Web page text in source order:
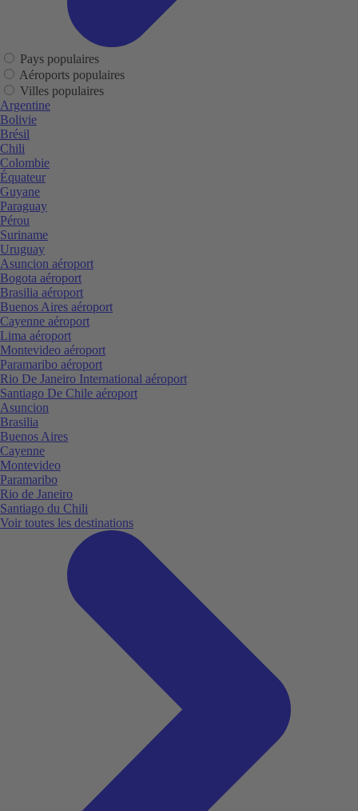
Pays populaires
Aéroports populaires
Villes populaires
Argentine
Bolivie
Brésil
Chili
Colombie
Équateur
Guyane
Paraguay
Pérou
Suriname
Uruguay
Asuncion aéroport
Bogota aéroport
Brasilia aéroport
Buenos Aires aéroport
Cayenne aéroport
Lima aéroport
Montevideo aéroport
Paramaribo aéroport
Rio De Janeiro International aéroport
Santiago De Chile aéroport
Asuncion
Brasilia
Buenos Aires
Cayenne
Montevideo
Paramaribo
Rio de Janeiro
Santiago du Chili
Voir toutes les destinations